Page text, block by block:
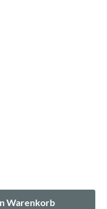
Warenkorb